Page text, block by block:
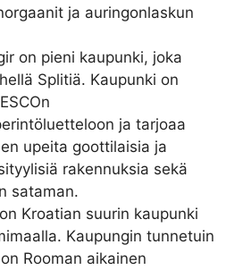
ja auringonlaskun
on pieni kaupunki, joka
Splitiä. Kaupunki on
ja tarjoaa
upeita goottilaisia ja
rakennuksia sekä
sataman.
Kroatian suurin kaupunki
Kaupungin tunnetuin
Rooman aikainen